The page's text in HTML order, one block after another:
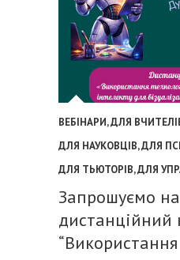
ВЕБІНАРИ,ДЛЯ
ДЛЯ НАУКОВЦІВ,ДЛЯ
ДЛЯ ТЬЮТОРІВ,ДЛЯ
Запрошуємо на
дистанційний